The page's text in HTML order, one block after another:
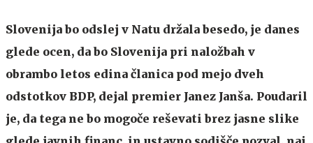
Slovenija bo odslej v Natu držala besedo, je danes
glede ocen, da bo Slovenija pri naložbah v
obrambo letos edina članica pod mejo dveh
odstotkov BDP, dejal premier Janez Janša. Poudaril
je, da tega ne bo mogoče reševati brez jasne slike